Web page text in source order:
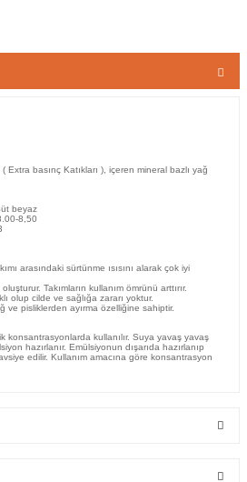
Extra basınç Katıkları ), içeren mineral bazlı yağ
beyaz
8,50
arasındaki sürtünme ısısını alarak çok iyi
Takımların kullanım ömrünü arttırır.
cilde ve sağlığa zararı yoktur.
pisliklerden ayırma özelliğine sahiptir.
konsantrasyonlarda kullanılır. Suya yavaş yavaş
hazırlanır. Emülsiyonun dışarıda hazırlanıp
edilir. Kullanım amacına göre konsantrasyon